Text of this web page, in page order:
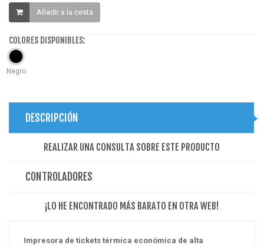
Añadir a la cesta
COLORES DISPONIBLES:
Negro
DESCRIPCIÓN
REALIZAR UNA CONSULTA SOBRE ESTE PRODUCTO
CONTROLADORES
¡LO HE ENCONTRADO MÁS BARATO EN OTRA WEB!
Impresora de tickets térmica económica de alta